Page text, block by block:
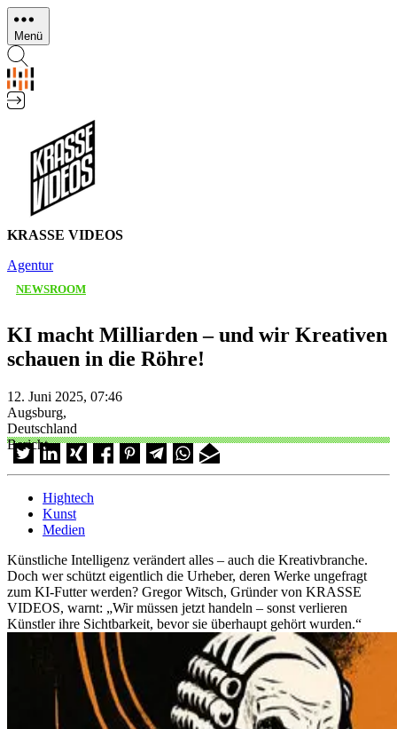
Direkt
zum
Inhalt
Menü
KRASSE VIDEOS
Agentur
NEWSROOM
KI macht Milliarden – und wir Kreativen
schauen in die Röhre!
12. Juni 2025, 07:46
Augsburg,
Deutschland
Bericht
Hightech
Kunst
Medien
Künstliche Intelligenz verändert alles – auch die Kreativbranche.
Doch wer schützt eigentlich die Urheber, deren Werke ungefragt
zum KI-Futter werden? Gregor Witsch, Gründer von KRASSE
VIDEOS, warnt: „Wir müssen jetzt handeln – sonst verlieren
Künstler ihre Sichtbarkeit, bevor sie überhaupt gehört wurden.“